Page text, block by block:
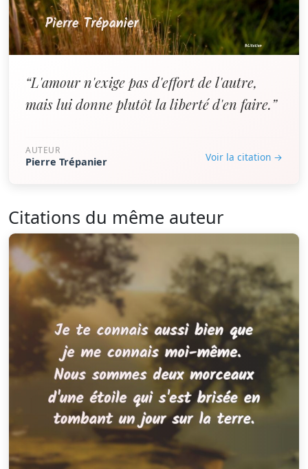
“L'amour n'exige pas d'effort de l'autre,
mais lui donne plutôt la liberté d'en faire.”
AUTEUR
Pierre Trépanier Voir la citation →
Citations du même auteur